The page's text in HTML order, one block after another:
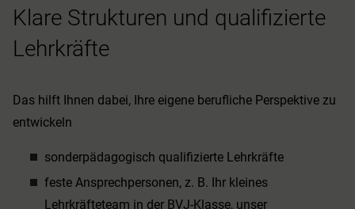
Klare Strukturen und qualifizierte
Lehrkräfte
Das hilft Ihnen dabei, Ihre eigene berufliche Perspektive zu
entwickeln
sonderpädagogisch qualifizierte Lehrkräfte
feste Ansprechpersonen, z. B. Ihr kleines
Lehrkräfteteam in der BVJ-Klasse, unser